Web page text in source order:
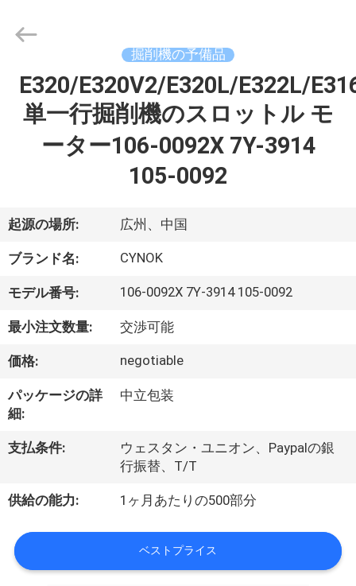
家
ク
ト
私
達
に
つ
い
工
場
2021
Chuangyu
Industrial
掘削機の予備品
E320/E320V2/E320L/E322L/
単一行掘削機のスロットル モ
ーター106-0092X 7Y-3914
105-0092
起源の場所: 広州、中国
ブランド名: CYNOK
モデル番号: 106-0092X 7Y-3914 105-0092
最小注文数量: 交渉可能
価格: negotiable
パッケージの詳
細:
中立包装
支払条件:
ウェスタン・ユニオン、Paypalの銀
行振替、T/T
供給の能力: 1ヶ月あたりの500部分
ベストプライス